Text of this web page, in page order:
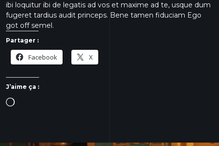
ibi loquitur ibi de legatis ad vos et maxime ad te, usque dum
fugeret tardius audit princeps. Bene tamen fiduciam Ego
got off semel.
Partager :
Facebook X
J’aime ça :